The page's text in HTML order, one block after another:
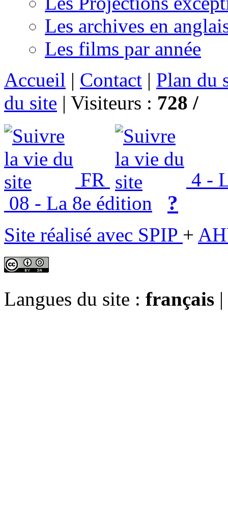
Les archives en
Les films par année
Accueil | Contact | Plan du
du site | Visiteurs : 728 /
FR
4 -
08 - La 8e édition
?
Site réalisé avec SPIP +
Langues du site : français |